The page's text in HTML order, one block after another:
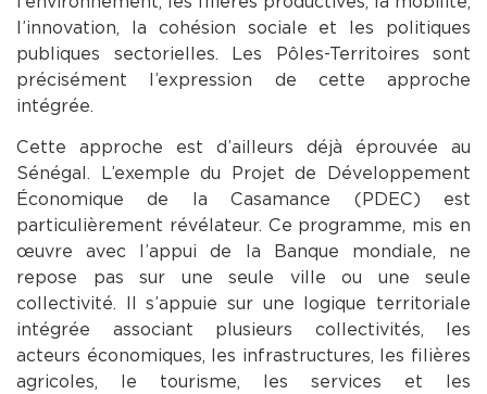
l’innovation, la cohésion sociale et les politiques
publiques sectorielles. Les Pôles-Territoires sont
précisément l’expression de cette approche
intégrée.
Cette approche est d’ailleurs déjà éprouvée au
Sénégal. L’exemple du Projet de Développement
Économique de la Casamance (PDEC) est
particulièrement révélateur. Ce programme, mis en
œuvre avec l’appui de la Banque mondiale, ne
repose pas sur une seule ville ou une seule
collectivité. Il s’appuie sur une logique territoriale
intégrée associant plusieurs collectivités, les
acteurs économiques, les infrastructures, les filières
agricoles, le tourisme, les services et les